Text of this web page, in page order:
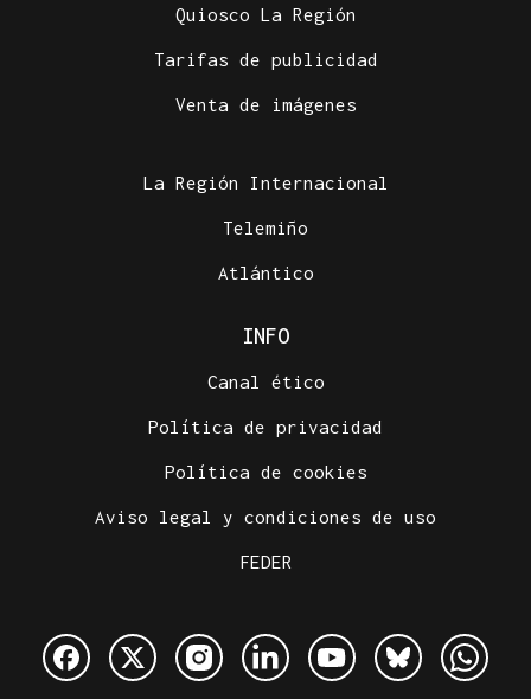
Récord histórico de plazas de Formación Sanitaria
convocatoria
Quiosco La Región
Tarifas de publicidad
Venta de imágenes
La Región Internacional
Telemiño
Atlántico
INFO
Canal ético
Política de privacidad
Política de cookies
Aviso legal y condiciones de uso
FEDER